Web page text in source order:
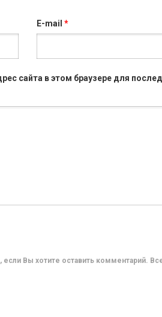
E-mail*
сайта в этом браузере для
Вы хотите оставить комментарий.